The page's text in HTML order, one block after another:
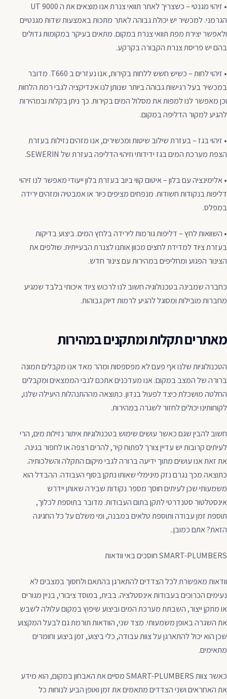
• זיהוי מגנטי – כשצריך לאתר תוואי צנרת אנו מוצאים את ה UT 9000
הגרמני. למכשיר יש יכולת גבוהה לאתר מתכות באמצעות שדות מגנטיים
ולאפשר יצירת מפת תוואי צנרת במקום. מתאים בעיקר במקומות גדולים
בהם יש פריסת צנרת הקבורה בקרקע.
• זיהוי לחות – כשיש חשש ללחות בקירות, אנו נעזרים ב T660. מדובר
במכשיר בעל רגישות גבוהה ביותר שנותן לנו אינדיקציה לגבי רמת הלחות
וכן מאפשר לנו למפות את מסלול המים בקירות. כך ניתן בקלות ובמהירות
להגיע למקור הדליפה במקום.
• זיהוי בגז – בעזרת שילוב שיטות ומכשירים, אנו מזהים נזילות בעזרת
הצפת מערכת המים בגז ידידותי וזיהוי הדליפה בעזרת של SEWERIN.
• אלימינציה עם בלון – איטום קווי ביוב בעזרת בלון ייעודי מאפשר לנו זיהוי
דליפות בנקודות חשודות. מנפחים מציפים כיור או אמבטיה ומזהים ירידה
במפלס.
• השוואות לחץ – דליפות גורמות לירידה בלחץ המים. ביצוע בדיקות
בעזרת ציוד למדידת לחצים מכוון אותנו לצנרת הבעייתית. שולפים את
הצינור הפגוע ומחליפים במהירות עם צינור חדש.
כחברה שמבינה בטכנולוגיה חשוב לנו לרכוש ציוד איכותי בלבד שמגיע
מחברות מובילות ומסוגל להגיע לרמות דיוק גבוהות.
מאתרים תקלות ומתקנים במהירות
הטכנולוגיות שלנו אף פעם לא מפספסות ומהר מאד אנו מקבלים תמונה
ברורה של המצב במקום. אנו מעדכנים אתכם לגבי הממצאים ומקבלים
החלטה מושכלת כיצד לפעול בנדון. כתוצאה מההתנהלות היעילה שלנו,
לקוחותינו יכולים לחזור לשגרה במהירות.
חשוב להבין שגם כאשר עושים שימוש בטכנולוגיות איתור נזילות מים, הרי
לעיתים קרובות יש עדיין צורך לפתוח קיר, להרים רצפה או לחפור בגינה.
את זאת אנו עושים מתוך ידיעה ברורה לגבי מיקום התקלה והשלכותיה.
כתוצאה מכך נגרם נזק מינימלי שאותו נתקן בסוף העבודה. ההבדל הוא
משמעותי שכן לעיתים חוסך מספר נקודות שבירה שאותן יידרש
אינסטלטור סטנדרטי לתקן בתום העבודות. מדובר בתוספת לכלוך,
תוספת זמן עבודה ותוספת טלאים במבנה, ומי משלם על כל החגיגה
הזאת? אתם כמובן..
SMART-PLUMBERS חוסכים באי וודאות
וודאות מאפשרת לכל הצדדים להתארגן בהתאם ולחסוך במצבים לא
נעימים הכרוכים בעבודות אינסטלציה. בבית, במוסד ציבורי, בניין מגורים
או מתקן ייצור, השבתת מערכת המים וביצוע שיפוץ במקום עלולה לשבש
את השגרה באופן משמעותי. מצד שני, הוודאות תורמת גם לבעל המקצוע
שכן הוא יכול להתארגן על צוות עבודה, כלי ביצוע, זמן ביצוע וחומרים
מתאימים.
כאשר צוות SMART-PLUMBERS מסיים את האבחון במקום, הוא מידע
את האחראים ושני הצדדים מתאמים את זמן ואופן הביע לנוחות כל